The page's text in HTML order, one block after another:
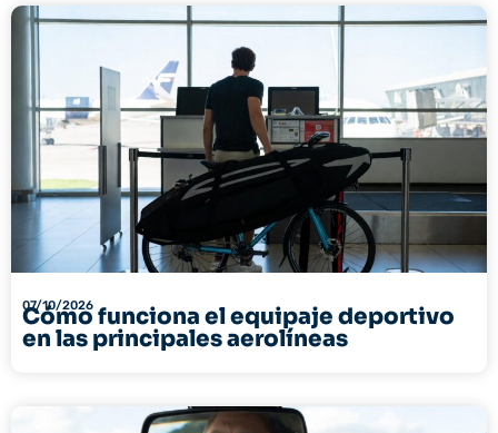
07/10/2026
Cómo funciona el equipaje deportivo
en las principales aerolíneas